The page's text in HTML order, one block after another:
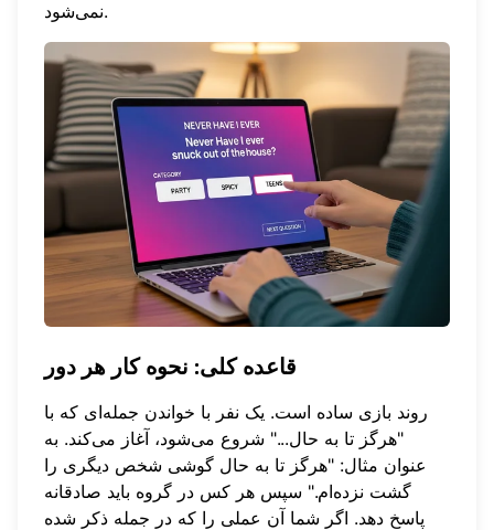
نمی‌شود.
قاعده کلی: نحوه کار هر دور
روند بازی ساده است. یک نفر با خواندن جمله‌ای که با
"هرگز تا به حال..." شروع می‌شود، آغاز می‌کند. به
عنوان مثال: "هرگز تا به حال گوشی شخص دیگری را
گشت نزده‌ام." سپس هر کس در گروه باید صادقانه
پاسخ دهد. اگر شما آن عملی را که در جمله ذکر شده